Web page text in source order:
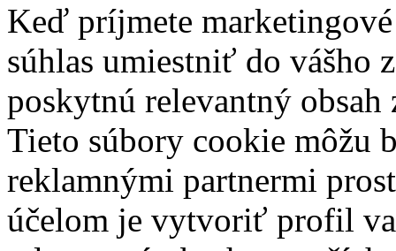
Keď príjmete
súhlas umiestniť do vášho
poskytnú relevantný
Tieto súbory cookie môžu
reklamnými partnermi
účelom je vytvoriť profil